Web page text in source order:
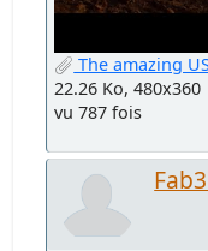
The amazing USA
22.26 Ko, 480x360
vu 787 fois